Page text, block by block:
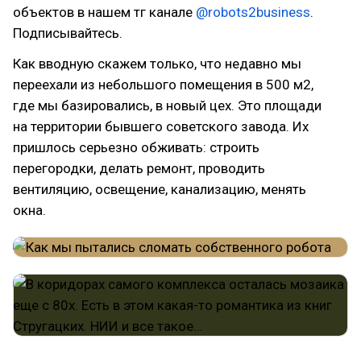
объектов в нашем тг канале @robots2business.
Подписывайтесь.
Как вводную скажем только, что недавно мы
переехали из небольшого помещения в 500 м2,
где мы базировались, в новый цех. Это площади
на территории бывшего советского завода. Их
пришлось серьезно обживать: строить
перегородки, делать ремонт, проводить
вентиляцию, освещение, канализацию, менять
окна.